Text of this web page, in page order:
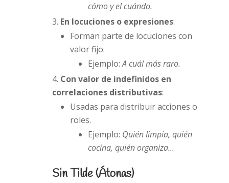
cómo y el cuándo.
En locuciones o expresiones:
Forman parte de locuciones con
valor fijo.
Ejemplo:A cuál más raro.
Con valor de indefinidos en
correlaciones distributivas:
Usadas para distribuir acciones o
roles.
Ejemplo: Quién limpia, quién
cocina, quién organiza…
Sin Tilde (Átonas)